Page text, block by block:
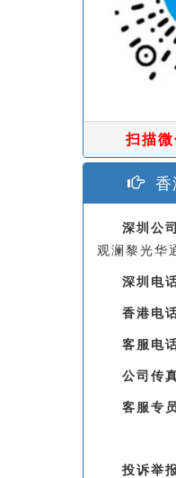
扫描微
香
深圳公
观澜黎光华
深圳电
香港电
客服电
公司传
客服专
投诉举